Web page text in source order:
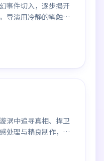
事件切入，逐步揭开
导演用冷静的笔触描
后劲十足。
涡中追寻真相、捍卫
处理与精良制作，感
服。